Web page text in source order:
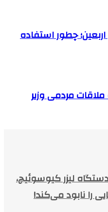
اربعین؛ چطور استفاده
مردمی وزیر
دستگاه لیزر کیوسوئیچ،
را نابود می‌کند!